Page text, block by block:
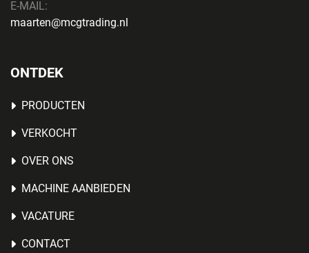
E-MAIL:
maarten@mcgtrading.nl
ONTDEK
PRODUCTEN
VERKOCHT
OVER ONS
MACHINE AANBIEDEN
VACATURE
CONTACT